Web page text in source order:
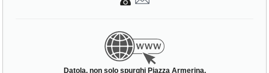
Datola, non solo spurghi Piazza Armerina,